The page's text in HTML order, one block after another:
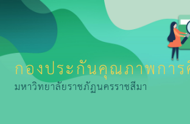
กองประกันคุณภาพกา
มหาวิทยาลัยราชภัฏนครราชสีมา